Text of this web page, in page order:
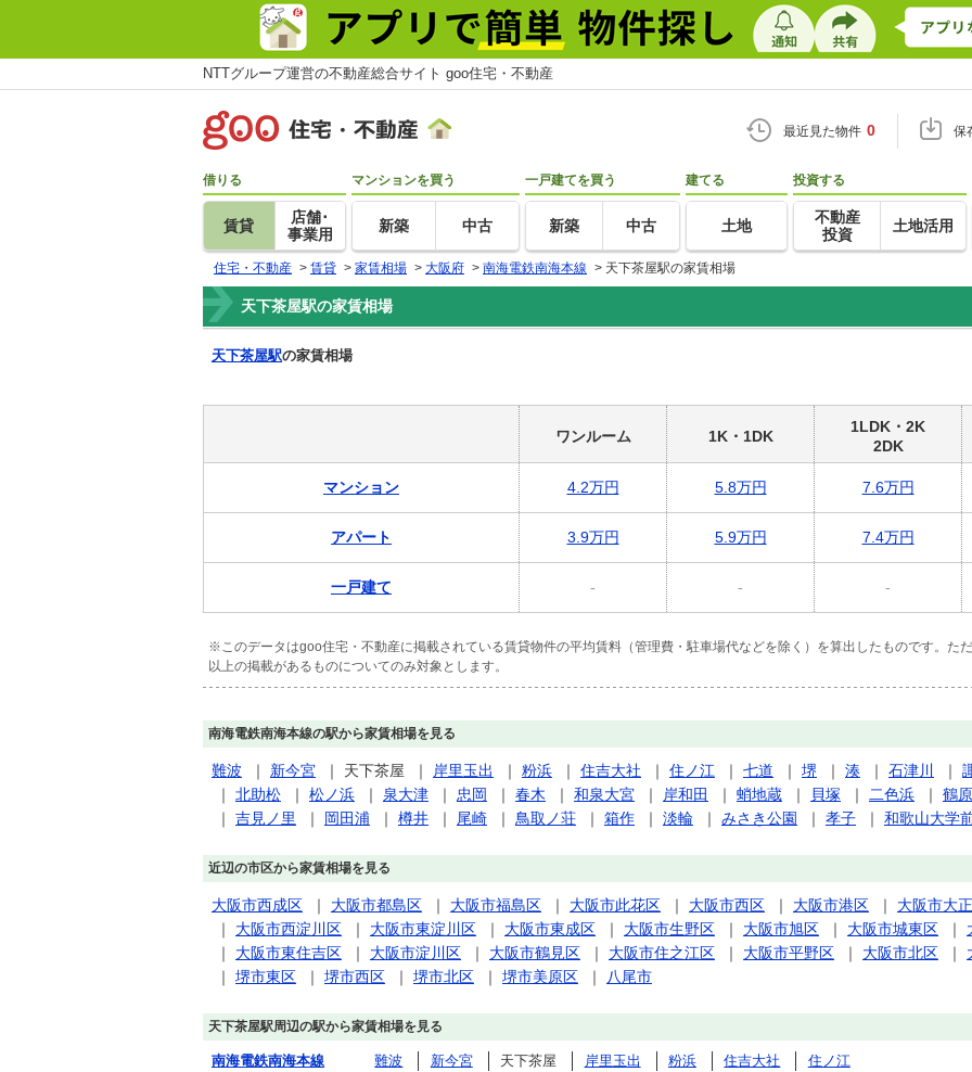
NTTグループ運営の不動産総合サイト goo住宅・不動産
最近見た物件 0 保
借りる
賃貸
店舗･
事業用
マンションを買う
新築 中古
一戸建てを買う
新築 中古
建てる
土地
投資する
不動産
投資
土地活用
住宅・不動産 > 賃貸 > 家賃相場 > 大阪府 > 南海電鉄南海本線 > 天下茶屋駅の家賃相場
天下茶屋駅の家賃相場
天下茶屋駅の家賃相場
ワンルーム 1K・1DK
1LDK・2K
2DK
マンション 4.2万円 5.8万円 7.6万円
アパート 3.9万円 5.9万円 7.4万円
一戸建て - - -
※このデータはgoo住宅・不動産に掲載されている賃貸物件の平均賃料（管理費・駐車場代などを除く）を算出したものです。た
以上の掲載があるものについてのみ対象とします。
南海電鉄南海本線の駅から家賃相場を見る
難波 ｜ 新今宮 ｜ 天下茶屋 ｜ 岸里玉出 ｜ 粉浜 ｜ 住吉大社 ｜ 住ノ江 ｜ 七道 ｜ 堺 ｜ 湊 ｜ 石津川 ｜
｜ 北助松 ｜ 松ノ浜 ｜ 泉大津 ｜ 忠岡 ｜ 春木 ｜ 和泉大宮 ｜ 岸和田 ｜ 蛸地蔵 ｜ 貝塚 ｜ 二色浜 ｜ 鶴原
｜ 吉見ノ里 ｜ 岡田浦 ｜ 樽井 ｜ 尾崎 ｜ 鳥取ノ荘 ｜ 箱作 ｜ 淡輪 ｜ みさき公園 ｜ 孝子 ｜ 和歌山大学
近辺の市区から家賃相場を見る
大阪市西成区 ｜ 大阪市都島区 ｜ 大阪市福島区 ｜ 大阪市此花区 ｜ 大阪市西区 ｜ 大阪市港区 ｜ 大阪市大
｜ 大阪市西淀川区 ｜ 大阪市東淀川区 ｜ 大阪市東成区 ｜ 大阪市生野区 ｜ 大阪市旭区 ｜ 大阪市城東区 ｜
｜ 大阪市東住吉区 ｜ 大阪市淀川区 ｜ 大阪市鶴見区 ｜ 大阪市住之江区 ｜ 大阪市平野区 ｜ 大阪市北区 ｜
｜ 堺市東区 ｜ 堺市西区 ｜ 堺市北区 ｜ 堺市美原区 ｜ 八尾市
天下茶屋駅周辺の駅から家賃相場を見る
南海電鉄南海本線 難波 新今宮 天下茶屋 岸里玉出 粉浜 住吉大社
住ノ江